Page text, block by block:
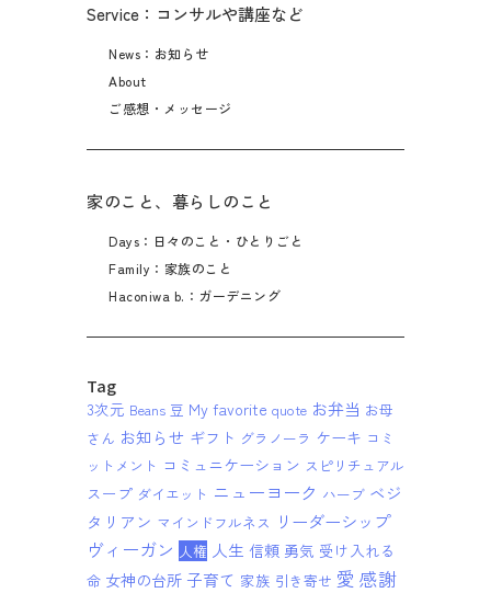
Service：コンサルや講座など
News：お知らせ
About
ご感想・メッセージ
家のこと、暮らしのこと
Days：日々のこと・ひとりごと
Family：家族のこと
Haconiwa b.：ガーデニング
Tag
3次元 Beans 豆 My favorite quote お弁当 お母
さん お知らせ ギフト グラノーラ ケーキ コミ
ットメント コミュニケーション スピリチュアル
スープ ダイエット ニューヨーク ハーブ ベジ
タリアン マインドフルネス リーダーシップ
ヴィーガン 人権 人生 信頼 勇気 受け入れる
命 女神の台所 子育て 家族 引き寄せ 愛 感謝